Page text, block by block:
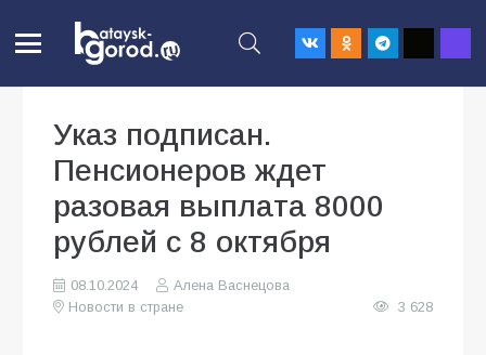
Указ подписан.
Пенсионеров ждет
разовая выплата 8000
рублей с 8 октября
08.10.2024
Алена Васнецова
Новости в стране
3 628